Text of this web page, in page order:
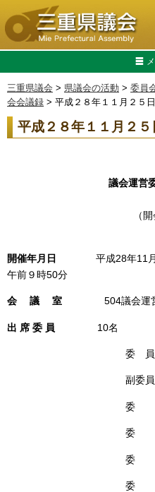
三重県議会 > 県議会の活動 > 委員
会会議録 > 平成２８年１１月２
平成２８年１１月２
議会運営
（
開催年月日
平成28年11月25
午前９時50分
会 議 室 504議会運営
出 席 委 員 10名
委 員 長
副委員長
委 員 岡
委 員 彦
委 員
委 員 前